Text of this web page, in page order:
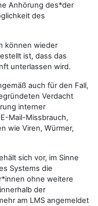
Anhörung des*der
des
können wieder
ist, dass das
unterlassen wird.
auch für den Fall,
Verdacht
interner
Mail-Missbrauch,
wie Viren, Würmer,
sich vor, im Sinne
Systems die
ohne weitere
der
am LMS angemeldet